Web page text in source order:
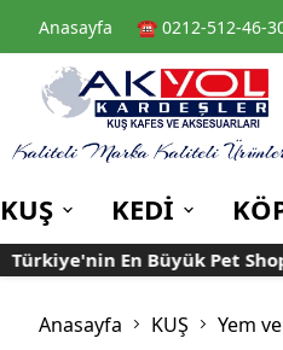
Anasayfa ☎️ 0212-512-46-
KUŞ
Kafes
Muhabbet
KEDİ
Kedi Kuru Mamalar
Kuru Mamalar
Guinea Pig Yemleri
En Büyük Pet Shop
Anasayfa KUŞ Yem